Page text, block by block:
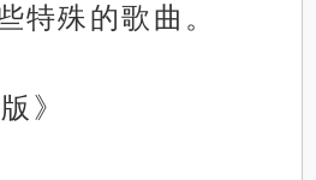
特殊的歌曲。
》